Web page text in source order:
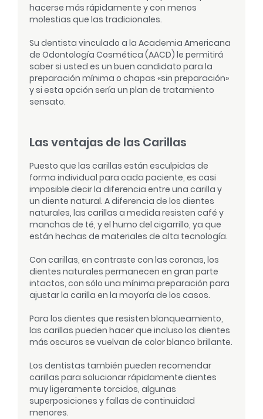
hacerse más rápidamente y con menos
molestias que las tradicionales.
Su dentista vinculado a la Academia Americana
de Odontología Cosmética (AACD) le permitirá
saber si usted es un buen candidato para la
preparación mínima o chapas «sin preparación»
y si esta opción sería un plan de tratamiento
sensato.
Las ventajas de las Carillas
Puesto que las carillas están esculpidas de
forma individual para cada paciente, es casi
imposible decir la diferencia entre una carilla y
un diente natural. A diferencia de los dientes
naturales, las carillas a medida resisten café y
manchas de té, y el humo del cigarrillo, ya que
están hechas de materiales de alta tecnología.
Con carillas, en contraste con las coronas, los
dientes naturales permanecen en gran parte
intactos, con sólo una mínima preparación para
ajustar la carilla en la mayoría de los casos.
Para los dientes que resisten blanqueamiento,
las carillas pueden hacer que incluso los dientes
más oscuros se vuelvan de color blanco brillante.
Los dentistas también pueden recomendar
carillas para solucionar rápidamente dientes
muy ligeramente torcidos, algunas
superposiciones y fallas de continuidad
menores.